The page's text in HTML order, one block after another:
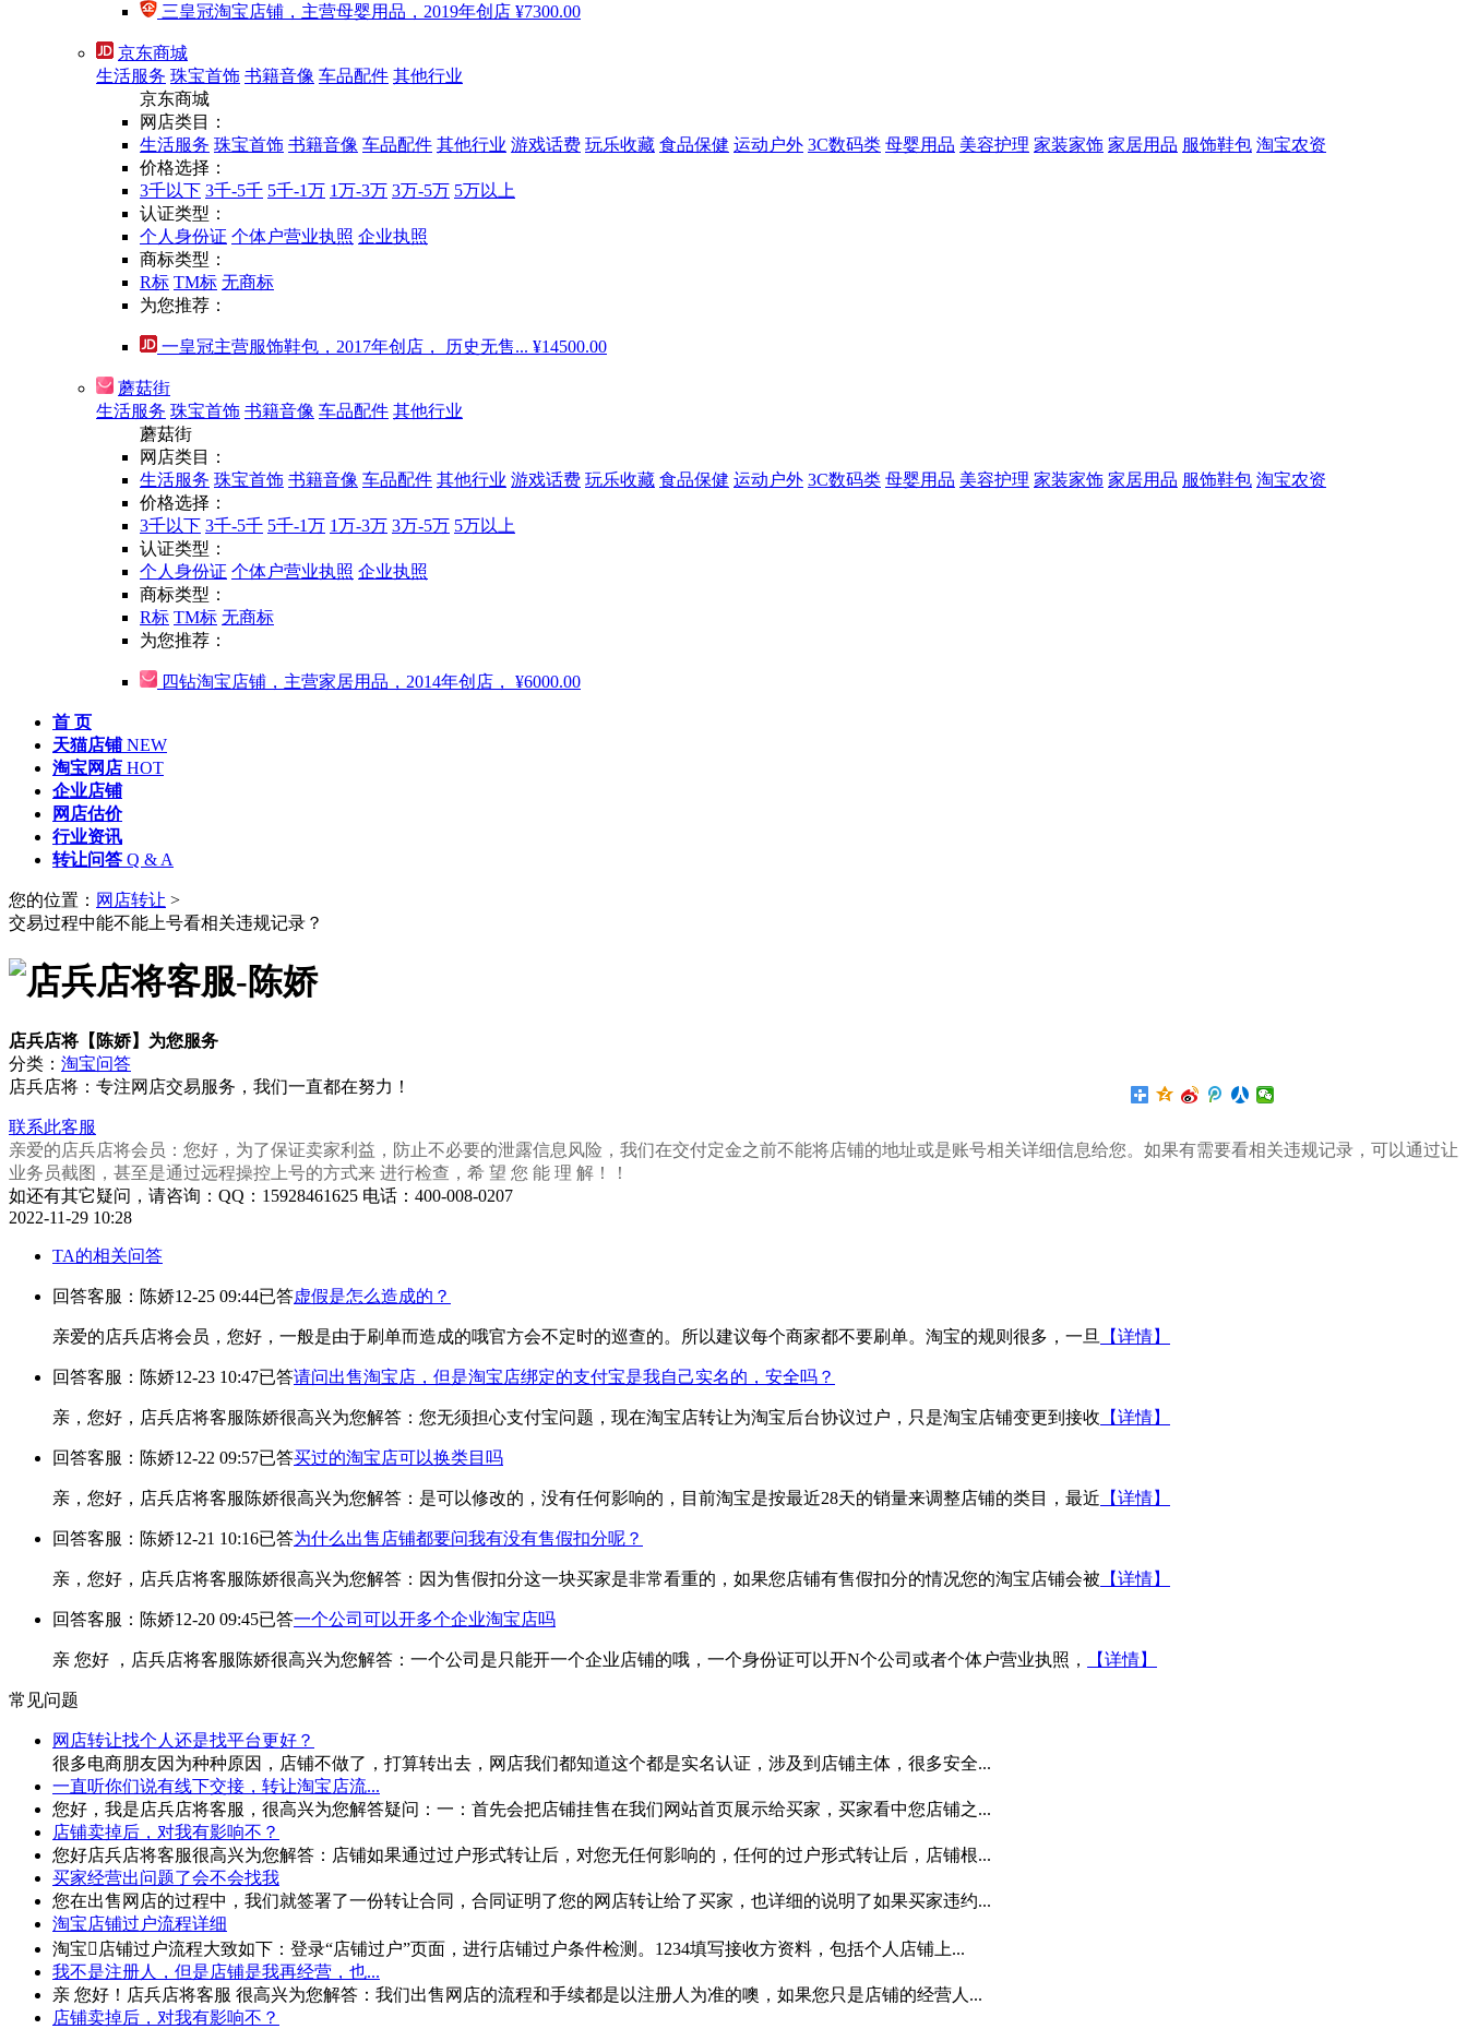
三皇冠淘宝店铺，主营母婴用品，2019年创店 ¥7300.00
京东商城
生活服务 珠宝首饰 书籍音像 车品配件 其他行业
京东商城
网店类目：
生活服务 珠宝首饰 书籍音像 车品配件 其他行业 游戏话费 玩乐收藏 食品保健 运动户外 3C数码类 母婴用品 美容护理 家装家饰 家居用品 服饰鞋包 淘宝农资
价格选择：
3千以下 3千-5千 5千-1万 1万-3万 3万-5万 5万以上
认证类型：
个人身份证 个体户营业执照 企业执照
商标类型：
R标 TM标 无商标
为您推荐：
一皇冠主营服饰鞋包，2017年创店， 历史无售... ¥14500.00
蘑菇街
生活服务 珠宝首饰 书籍音像 车品配件 其他行业
蘑菇街
网店类目：
生活服务 珠宝首饰 书籍音像 车品配件 其他行业 游戏话费 玩乐收藏 食品保健 运动户外 3C数码类 母婴用品 美容护理 家装家饰 家居用品 服饰鞋包 淘宝农资
价格选择：
3千以下 3千-5千 5千-1万 1万-3万 3万-5万 5万以上
认证类型：
个人身份证 个体户营业执照 企业执照
商标类型：
R标 TM标 无商标
为您推荐：
四钻淘宝店铺，主营家居用品，2014年创店， ¥6000.00
首 页
天猫店铺 NEW
淘宝网店 HOT
企业店铺
网店估价
行业资讯
转让问答 Q & A
您的位置： 网店转让 >
交易过程中能不能上号看相关违规记录？
店兵店将【陈娇】为您服务
分类： 淘宝问答
店兵店将：专注网店交易服务，我们一直都在努力！
联系此客服
亲爱的店兵店将会员 ：您好，为了保证卖家利益，防止不必要的泄露信息风险，我们在交付定金之前不能将店铺的地址或是账号相关详细信息给您。如果有需要看相关违规记录，可以通过让
业务员截图，甚至是通过远程操控上号的方式来 进行检查，希 望 您 能 理 解！！
如还有其它疑问，请咨询：QQ：15928461625 电话：400-008-0207
2022-11-29 10:28
TA的相关问答
回答客服：陈娇12-25 09:44已答虚假是怎么造成的？
亲爱的店兵店将会员，您好，一般是由于刷单而造成的哦官方会不定时的巡查的。所以建议每个商家都不要刷单。淘宝的规则很多，一旦 【详情】
回答客服：陈娇12-23 10:47已答请问出售淘宝店，但是淘宝店绑定的支付宝是我自己实名的，安全吗？
亲，您好，店兵店将客服陈娇很高兴为您解答：您无须担心支付宝问题，现在淘宝店转让为淘宝后台协议过户，只是淘宝店铺变更到接收 【详情】
回答客服：陈娇12-22 09:57已答买过的淘宝店可以换类目吗
亲，您好，店兵店将客服陈娇很高兴为您解答：是可以修改的，没有任何影响的，目前淘宝是按最近28天的销量来调整店铺的类目，最近 【详情】
回答客服：陈娇12-21 10:16已答为什么出售店铺都要问我有没有售假扣分呢？
亲，您好，店兵店将客服陈娇很高兴为您解答：因为售假扣分这一块买家是非常看重的，如果您店铺有售假扣分的情况您的淘宝店铺会被 【详情】
回答客服：陈娇12-20 09:45已答一个公司可以开多个企业淘宝店吗
亲 您好 ，店兵店将客服陈娇很高兴为您解答：一个公司是只能开一个企业店铺的哦，一个身份证可以开N个公司或者个体户营业执照， 【详情】
常见问题
网店转让找个人还是找平台更好？
很多电商朋友因为种种原因，店铺不做了，打算转出去，网店我们都知道这个都是实名认证，涉及到店铺主体，很多安全...
一直听你们说有线下交接，转让淘宝店流...
您好，我是店兵店将客服，很高兴为您解答疑问：一：首先会把店铺挂售在我们网站首页展示给买家，买家看中您店铺之...
店铺卖掉后，对我有影响不？
您好店兵店将客服很高兴为您解答：店铺如果通过过户形式转让后，对您无任何影响的，任何的过户形式转让后，店铺根...
买家经营出问题了会不会找我
您在出售网店的过程中，我们就签署了一份转让合同，合同证明了您的网店转让给了买家，也详细的说明了如果买家违约...
淘宝店铺过户流程详细
淘宝店铺过户流程大致如下：登录“店铺过户”页面，进行店铺过户条件检测。1234填写接收方资料，包括个人店铺上...
我不是注册人，但是店铺是我再经营，也...
亲 您好！店兵店将客服 很高兴为您解答：我们出售网店的流程和手续都是以注册人为准的噢，如果您只是店铺的经营人...
店铺卖掉后，对我有影响不？